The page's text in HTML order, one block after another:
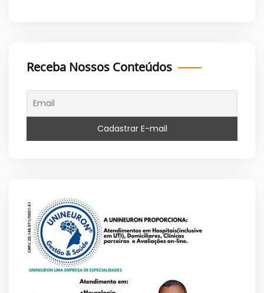
Receba Nossos Conteúdos